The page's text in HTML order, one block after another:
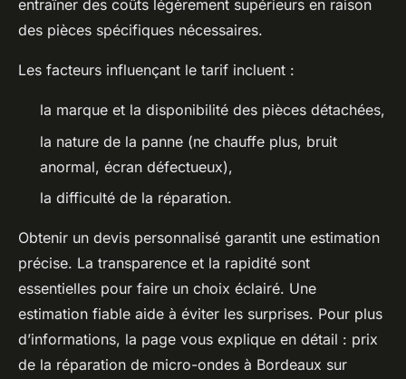
entraîner des coûts légèrement supérieurs en raison
des pièces spécifiques nécessaires.
Les facteurs influençant le tarif incluent :
la marque et la disponibilité des pièces détachées,
la nature de la panne (ne chauffe plus, bruit
anormal, écran défectueux),
la difficulté de la réparation.
Obtenir un devis personnalisé garantit une estimation
précise. La transparence et la rapidité sont
essentielles pour faire un choix éclairé. Une
estimation fiable aide à éviter les surprises. Pour plus
d’informations, la page vous explique en détail : prix
de la réparation de micro-ondes à Bordeaux sur